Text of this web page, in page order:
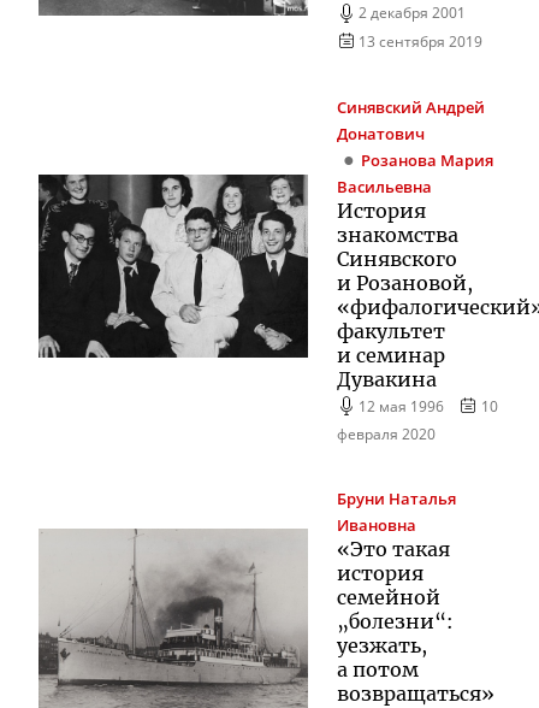
2 декабря 2001
13 сентября 2019
Синявский Андрей
Донатович
Розанова Мария
Васильевна
История
знакомства
Синявского
и Розановой,
факультет
и семинар
Дувакина
12 мая 1996
10
февраля 2020
Бруни Наталья
Ивановна
«Это такая
история
семейной
„болезни“:
уезжать,
а потом
возвращаться»